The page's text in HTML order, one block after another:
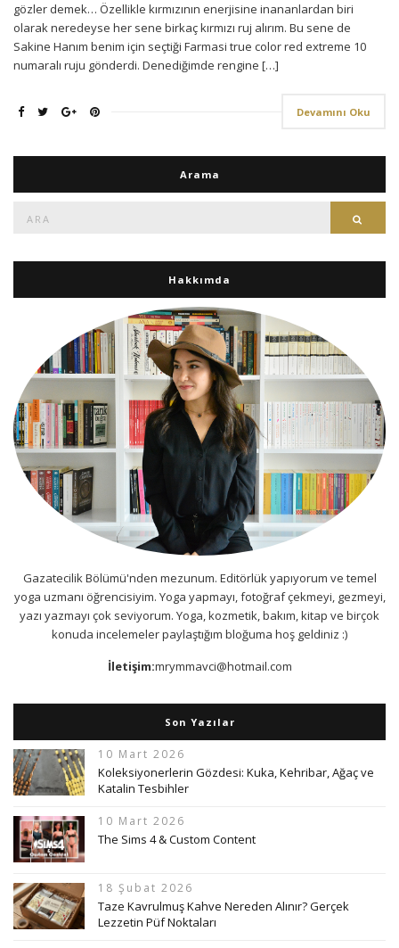
gözler demek… Özellikle kırmızının enerjisine inananlardan biri
olarak neredeyse her sene birkaç kırmızı ruj alırım. Bu sene de
Sakine Hanım benim için seçtiği Farmasi true color red extreme 10
numaralı ruju gönderdi. Denediğimde rengine […]
Devamını Oku
Arama
Hakkımda
Gazatecilik Bölümü'nden mezunum. Editörlük yapıyorum ve temel
yoga uzmanı öğrencisiyim. Yoga yapmayı, fotoğraf çekmeyi, gezmeyi,
yazı yazmayı çok seviyorum. Yoga, kozmetik, bakım, kitap ve birçok
konuda incelemeler paylaştığım bloğuma hoş geldiniz :)
İletişim:mrymmavci@hotmail.com
Son Yazılar
10 Mart 2026
Koleksiyonerlerin Gözdesi: Kuka, Kehribar, Ağaç ve
Katalin Tesbihler
10 Mart 2026
The Sims 4 & Custom Content
18 Şubat 2026
Taze Kavrulmuş Kahve Nereden Alınır? Gerçek
Lezzetin Püf Noktaları